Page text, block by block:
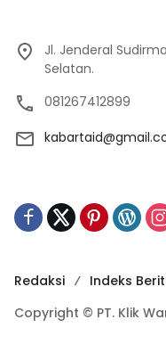
Jl. Jenderal
Selatan.
081267412899
Redaksi Indeks
Copyright © PT. Klik